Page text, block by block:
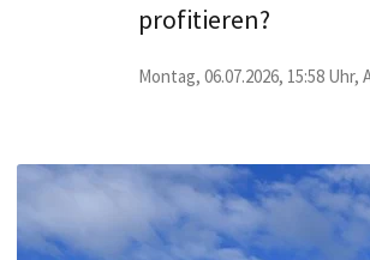
profitieren?
Montag, 06.07.2026, 15:58 Uhr,